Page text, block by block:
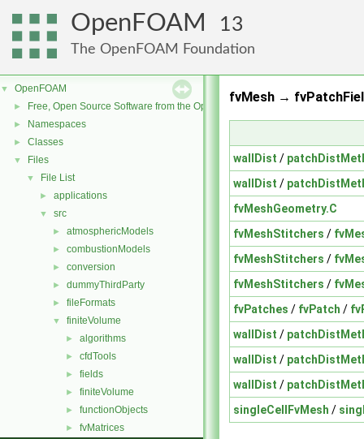
OpenFOAM 13
The OpenFOAM Foundation
▼ OpenFOAM
► Free, Open Source Software from the OpenFOAM Foundation
► Namespaces
► Classes
▼ Files
▼ File List
► applications
▼ src
► atmosphericModels
► combustionModels
► conversion
► dummyThirdParty
► fileFormats
▼ finiteVolume
► algorithms
► cfdTools
► fields
► finiteVolume
► functionObjects
► fvMatrices
fvMesh →
wallDist /
wallDist /
fvMeshGeometry.C
fvMeshStitchers /
fvMeshStitchers /
fvMeshStitchers /
fvPatches / fvPatch /
wallDist /
wallDist /
wallDist /
singleCellFvMesh /